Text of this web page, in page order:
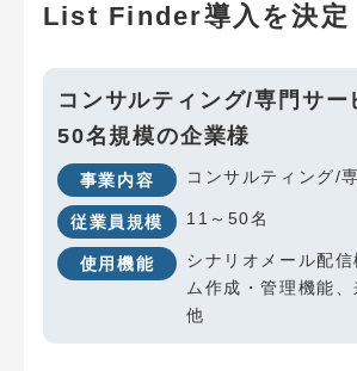
List Finder導入を決定
コンサルティング/専門サー
50名規模の企業様
事業内容 コンサルティング/
従業員規模 11～50名
使用機能
シナリオメール配
ム作成・管理機能
他